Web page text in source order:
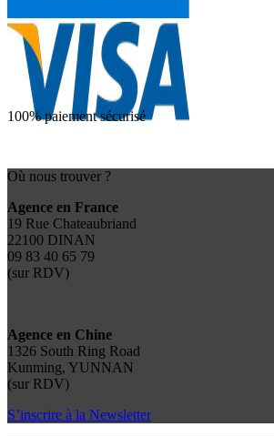
100% paiement sécurisé
Où nous trouver ?
Agence en France
19 Rue Chateaubriand
22100 DINAN
09 83 40 65 79
(sur RDV)
Agence en Chine
1326 South Ring Road
Kunming, YUNNAN
(sur RDV)
S’inscrire à la Newsletter